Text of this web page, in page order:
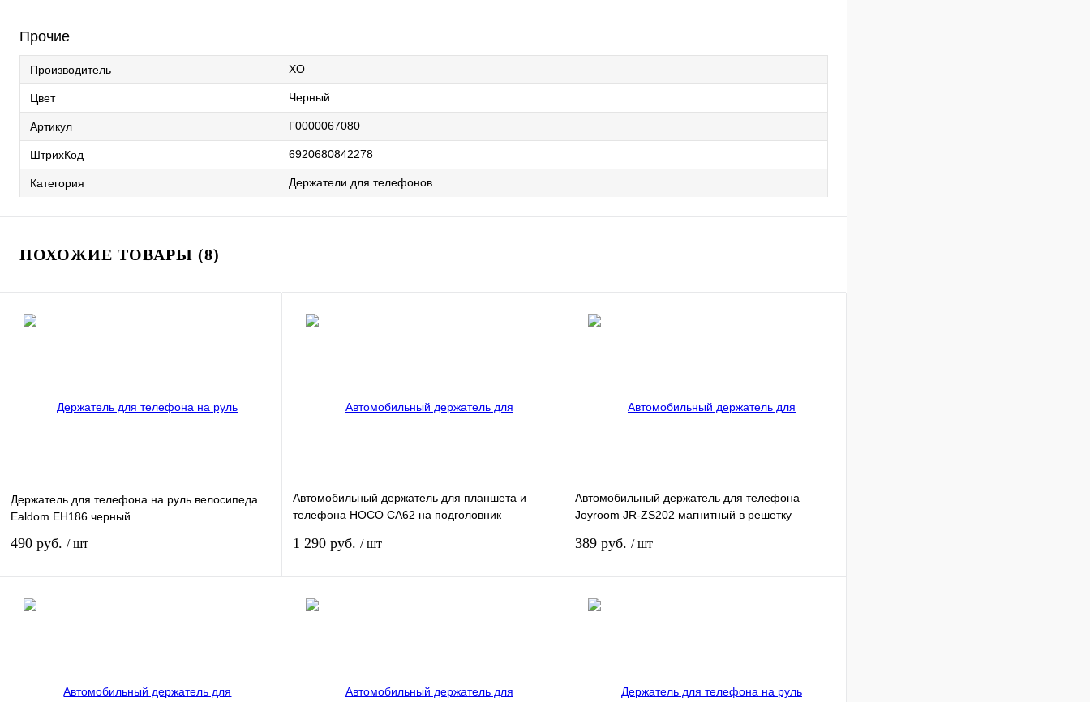
Прочие
Производитель XO
Цвет Черный
Артикул Г0000067080
ШтрихКод 6920680842278
Категория Держатели для телефонов
ПОХОЖИЕ ТОВАРЫ (8)
Держатель для телефона на руль велосипеда
Ealdom EH186 черный
490 руб. / шт
Автомобильный держатель для планшета и
телефона HOCO CA62 на подголовник
1 290 руб. / шт
Автомобильный держатель для телефона
Joyroom JR-ZS202 магнитный в решетку
389 руб. / шт